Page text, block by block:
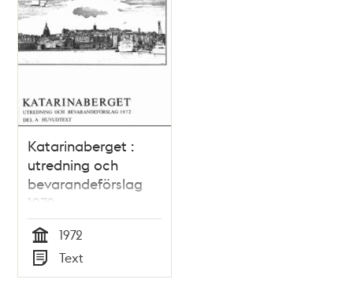
Katarinaberget :
utredning och
bevarandeförslag
1972
Tid
1972
Typ
Text